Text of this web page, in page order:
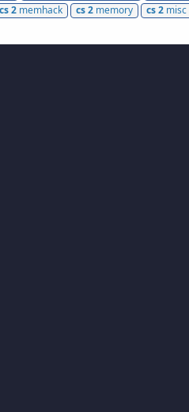
cs2 memhack cs2 memory cs2 misc